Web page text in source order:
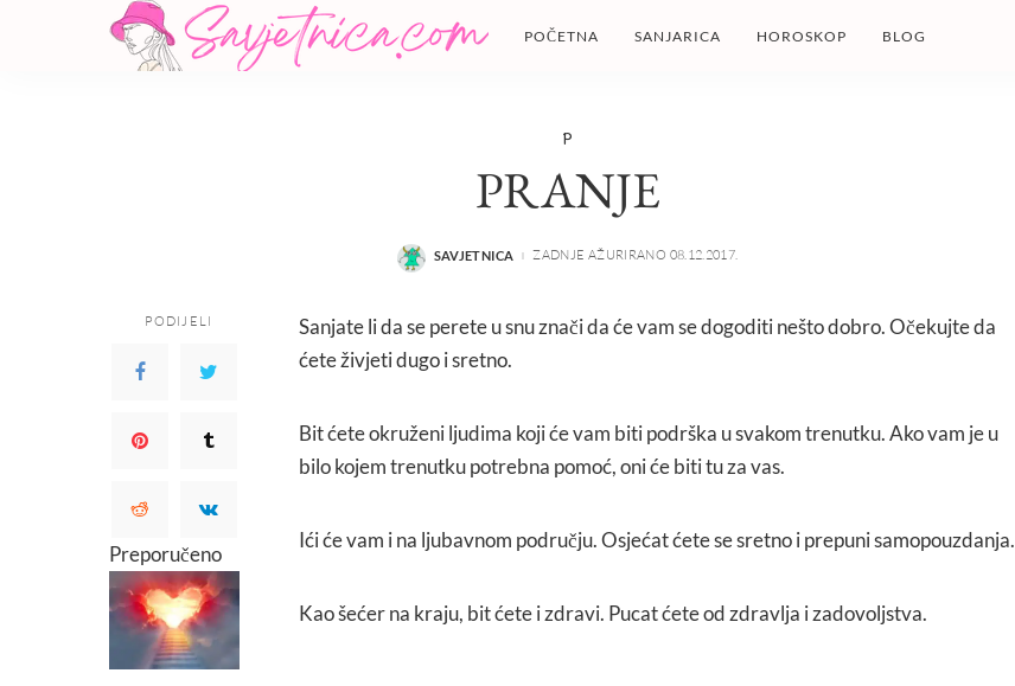
POČETNA SANJARICA HOROSKOP BLOG
P
PRANJE
POSTED
SAVJETNICA ZADNJE AŽURIRANO 08.12.2017.
PODIJELI
Preporučeno
Sanjate li da se perete u snu znači da će vam se dogoditi nešto dobro. Očekujte da
ćete živjeti dugo i sretno.
Bit ćete okruženi ljudima koji će vam biti podrška u svakom trenutku. Ako vam je u
bilo kojem trenutku potrebna pomoć, oni će biti tu za vas.
Ići će vam i na ljubavnom području. Osjećat ćete se sretno i prepuni samopouzdanja.
Kao šećer na kraju, bit ćete i zdravi. Pucat ćete od zdravlja i zadovoljstva.